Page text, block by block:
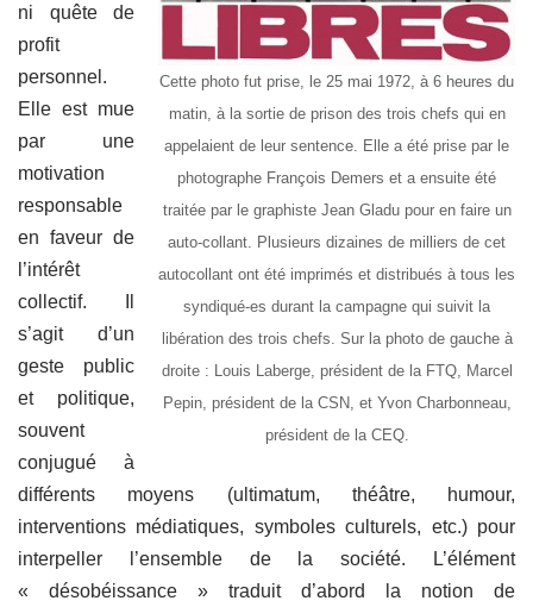
Cette photo fut prise, le 25 mai 1972, à 6 heures du
matin, à la sortie de prison des trois chefs qui en
appelaient de leur sentence. Elle a été prise par le
photographe François Demers et a ensuite été
traitée par le graphiste Jean Gladu pour en faire un
auto-collant. Plusieurs dizaines de milliers de cet
autocollant ont été imprimés et distribués à tous les
syndiqué-es durant la campagne qui suivit la
libération des trois chefs. Sur la photo de gauche à
droite : Louis Laberge, président de la FTQ, Marcel
Pepin, président de la CSN, et Yvon Charbonneau,
président de la CEQ.
ni quête de
profit
personnel.
Elle est mue
par une
motivation
responsable
en faveur de
l’intérêt
collectif. Il
s’agit d’un
geste public
et politique,
souvent
conjugué à
différents moyens (ultimatum, théâtre, humour,
interventions médiatiques, symboles culturels, etc.) pour
interpeller l’ensemble de la société. L’élément
« désobéissance » traduit d’abord la notion de